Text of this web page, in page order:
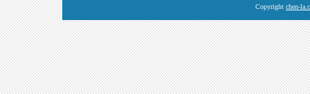
Copyright chen-